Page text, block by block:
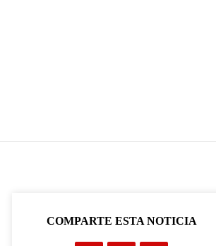
COMPARTE ESTA NOTICIA